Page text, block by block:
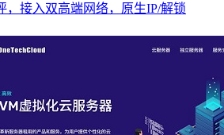
，接入双高端网络，原生IP/解锁